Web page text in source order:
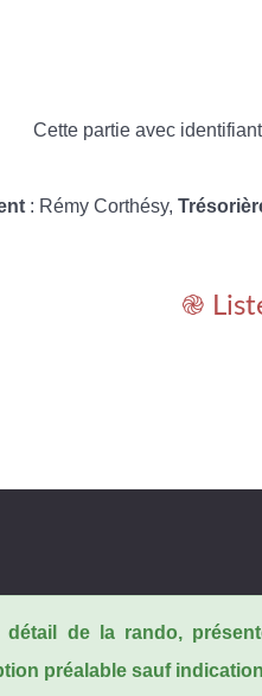
Cette partie avec
: Rémy Corthésy,
֎
de la rando,
préalable sauf